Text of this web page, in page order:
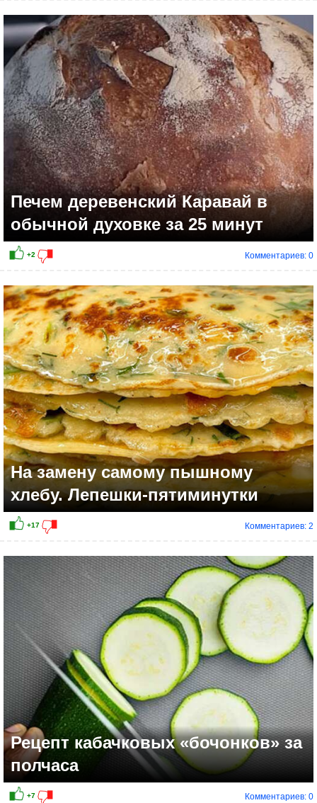
+15
Печем деревенский Каравай в
обычной духовке за 25 минут
Комментариев: 0
На замену самому пышному
хлебу. Лепешки-пятиминутки
Комментариев: 2
Рецепт кабачковых «бочонков» за
полчаса
Комментариев: 0